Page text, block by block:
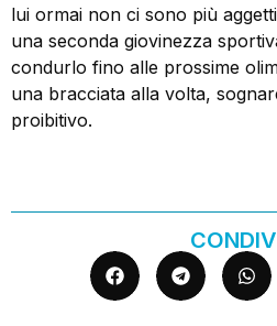
lui ormai non ci sono più
una seconda giovinezza
condurlo fino alle prossime
una bracciata alla volta,
proibitivo.